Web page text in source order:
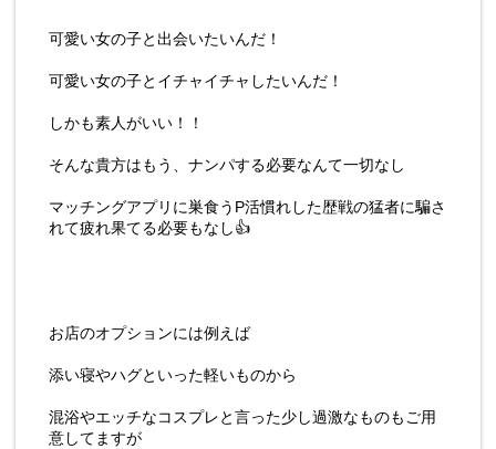
可愛い女の子と出会いたいんだ！
可愛い女の子とイチャイチャしたいんだ！
しかも素人がいい！！
そんな貴方はもう、ナンパする必要なんて一切なし
マッチングアプリに巣食うP活慣れした歴戦の猛者に騙さ
れて疲れ果てる必要もなし👍
お店のオプションには例えば
添い寝やハグといった軽いものから
混浴やエッチなコスプレと言った少し過激なものもご用
意してますが